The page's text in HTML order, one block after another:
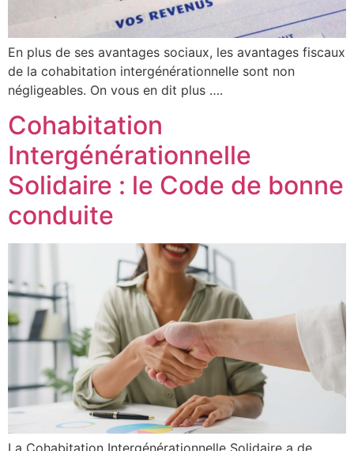
En plus de ses avantages sociaux, les avantages fiscaux
de la cohabitation intergénérationnelle sont non
négligeables. On vous en dit plus ….
Cohabitation
Intergénérationnelle
Solidaire : le Code de bonne
conduite
La Cohabitation Intergénérationnelle Solidaire a de